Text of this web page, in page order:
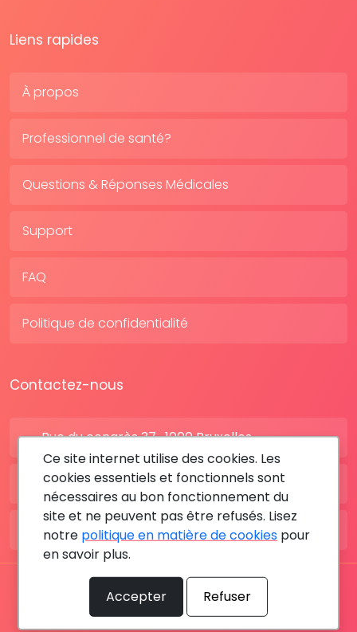
Liens rapides
À propos
Professionnel de santé?
Questions & Réponses Médicales
Support
FAQ
Politique de confidentialité
Contactez-nous
Rue du congrès 37 , 1000 Bruxelles
BE: +32 28080227
FR: +33 183642895
Tous les droits sont réservés © 2026 RDV MÉDICAL By
MediaSatCom
Ce site internet utilise des cookies. Les
cookies essentiels et fonctionnels sont
nécessaires au bon fonctionnement du
site et ne peuvent pas être refusés. Lisez
notre politique en matière de cookies pour
en savoir plus.
Accepter Refuser